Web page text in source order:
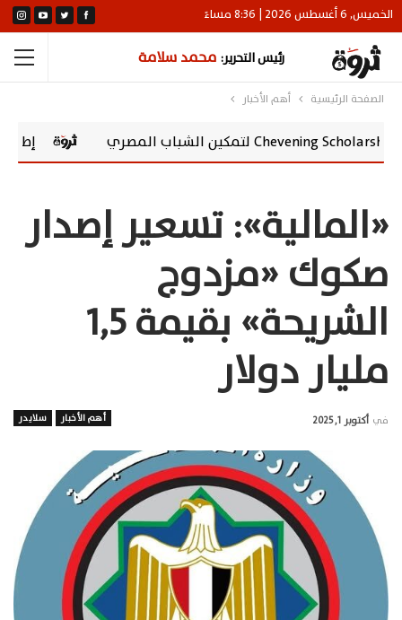
الخميس, 6 أغسطس 2026 | 8:36 مساءً
رئيس التحرير: محمد سلامة
الصفحة الرئيسية أهم الأخبار
إطلاق vivo Y500 في مصر.. بطارية 8100 مللي أمبير وشاشة AMOLED 120 هرتز
«المالية»: تسعير إصدار
صكوك «مزدوج
الشريحة» بقيمة ١,٥
مليار دولار
أهم الأخبار سلايدر في أكتوبر 1, 2025